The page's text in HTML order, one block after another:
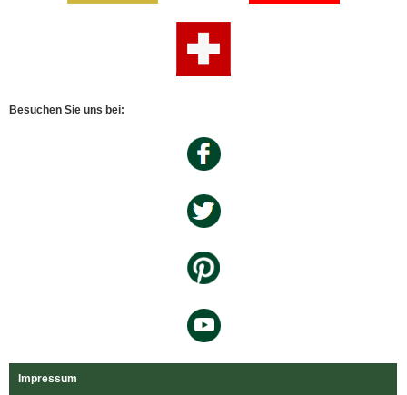
Besuchen Sie uns bei:
Impressum